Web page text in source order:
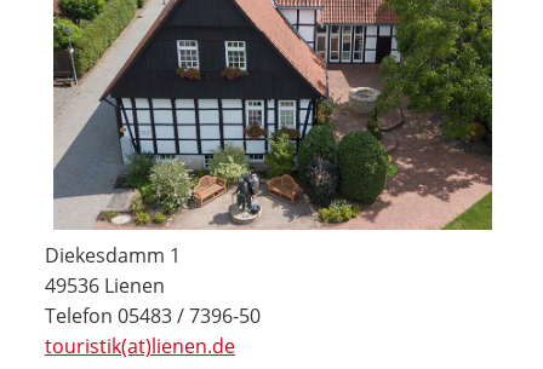
Diekesdamm 1
49536 Lienen
Telefon 05483 / 7396-50
touristik(at)lienen.de